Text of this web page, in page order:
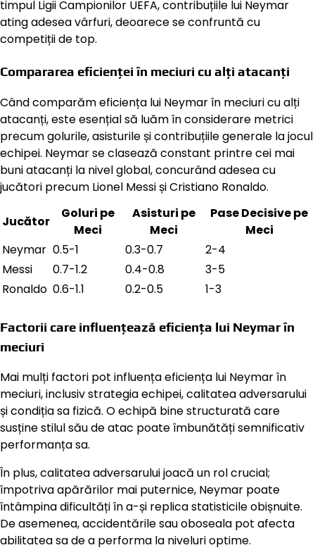
timpul Ligii Campionilor UEFA, contribuțiile lui Neymar
ating adesea vârfuri, deoarece se confruntă cu
competiții de top.
Compararea eficienței în meciuri cu alți atacanți
Când comparăm eficiența lui Neymar în meciuri cu alți
atacanți, este esențial să luăm în considerare metrici
precum golurile, asisturile și contribuțiile generale la jocul
echipei. Neymar se clasează constant printre cei mai
buni atacanți la nivel global, concurând adesea cu
jucători precum Lionel Messi și Cristiano Ronaldo.
Jucător
Goluri pe
Meci
Asisturi pe
Meci
Pase Decisive pe
Meci
Neymar 0.5-1 0.3-0.7
2-4
Messi
0.7-1.2 0.4-0.8
3-5
Ronaldo 0.6-1.1 0.2-0.5 1-3
Factorii care influențează eficiența lui Neymar în
meciuri
Mai mulți factori pot influența eficiența lui Neymar în
meciuri, inclusiv strategia echipei, calitatea adversarului
și condiția sa fizică. O echipă bine structurată care
susține stilul său de atac poate îmbunătăți semnificativ
performanța sa.
În plus, calitatea adversarului joacă un rol crucial;
împotriva apărărilor mai puternice, Neymar poate
întâmpina dificultăți în a-și replica statisticile obișnuite.
De asemenea, accidentările sau oboseala pot afecta
abilitatea sa de a performa la niveluri optime.